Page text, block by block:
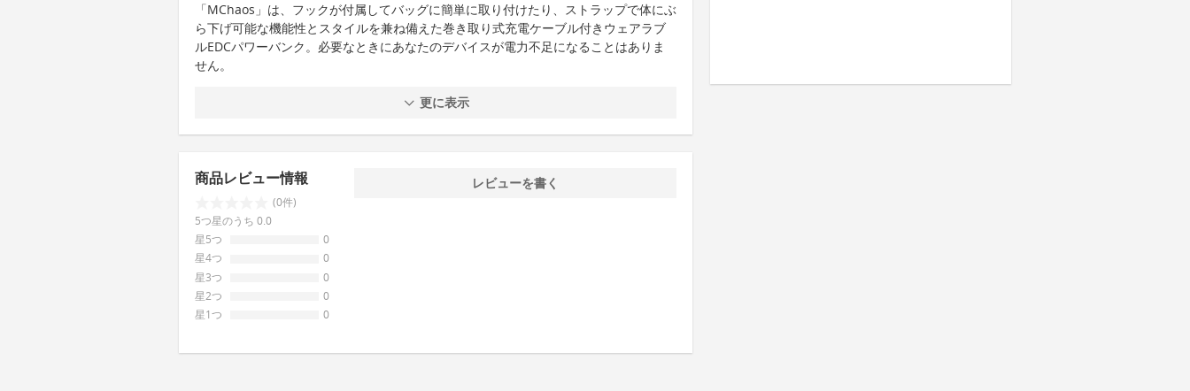
「MChaos」は、フックが付属してバッグに簡単に取り付けたり、ストラップで体にぶ
ら下げ可能な機能性とスタイルを兼ね備えた巻き取り式充電ケーブル付きウェアラブ
ルEDCパワーバンク。必要なときにあなたのデバイスが電力不足になることはありま
せん。
更に表示
商品レビュー情報
(0件)
5つ星のうち 0.0
星5つ
0
星4つ
0
星3つ
0
星2つ
0
星1つ
0
レビューを書く